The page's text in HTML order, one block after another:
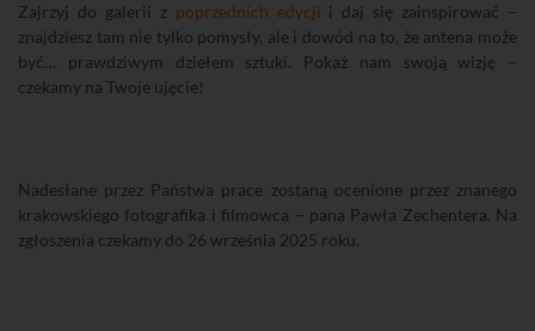
Zajrzyj do galerii z poprzednich edycji i daj się zainspirować –
znajdziesz tam nie tylko pomysły, ale i dowód na to, że antena może
być… prawdziwym dziełem sztuki. Pokaż nam swoją wizję –
czekamy na Twoje ujęcie!
Nadesłane przez Państwa prace zostaną ocenione przez znanego
krakowskiego fotografika i filmowca – pana Pawła Zechentera. Na
zgłoszenia czekamy do 26 września 2025 roku.